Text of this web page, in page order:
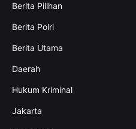
Berita Pilihan
Berita Polri
Berita Utama
Daerah
Hukum Kriminal
Jakarta